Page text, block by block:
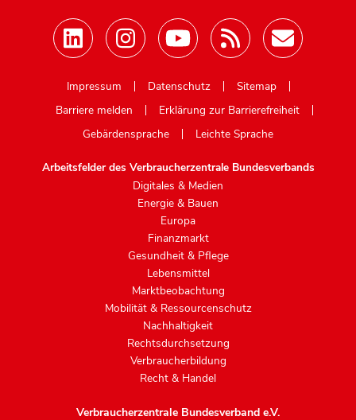
Impressum
Datenschutz
Sitemap
Barriere melden
Erklärung zur Barrierefreiheit
Gebärdensprache
Leichte Sprache
Arbeitsfelder des Verbraucherzentrale Bundesverbands
Digitales & Medien
Energie & Bauen
Europa
Finanzmarkt
Gesundheit & Pflege
Lebensmittel
Marktbeobachtung
Mobilität & Ressourcenschutz
Nachhaltigkeit
Rechtsdurchsetzung
Verbraucherbildung
Recht & Handel
Verbraucherzentrale Bundesverband e.V.